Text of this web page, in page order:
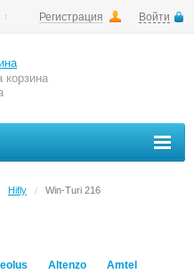
Регистрация Войти
корзина
Hifly / Win-Turi 216
Altenzo Amtel